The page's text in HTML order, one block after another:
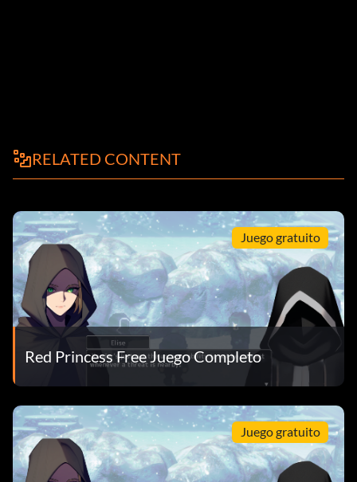
RELATED CONTENT
Juego gratuito
Red Princess Free Juego Completo
Juego gratuito